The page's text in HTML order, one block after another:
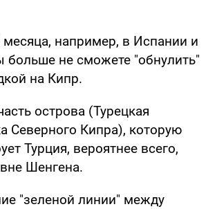
например, в Испании и
больше не сможете "обнулить"
на Кипр.
острова (Турецкая
Северного Кипра), которую
Турция, вероятнее всего,
Шенгена.
"зеленой линии" между